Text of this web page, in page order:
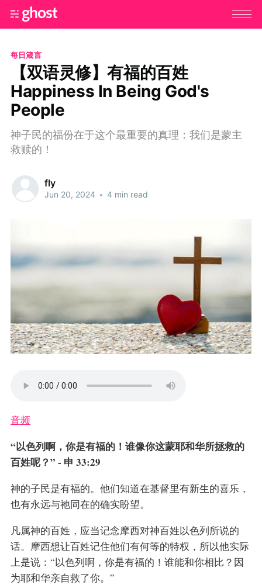
每日箴言
【双语灵修】有福的百姓
Happiness In Being God's
People
神子民的福份在于这个最重要的真理：我们是蒙主
救赎的！
fly
Jun 20, 2024 • 4 min read
音频
“以色列啊，你是有福的！谁像你这蒙耶和华所拯救的
百姓呢？” - 申 33:29
神的子民是有福的。他们知道在基督里有新生的喜乐，
也有永远与祂同在的确实盼望。
凡属神的百姓，应当记念摩西对神百姓以色列所说的
话。摩西想让百姓记住他们有何等的特权，所以他实际
上是说：“以色列啊，你是有福的！谁能和你相比？因
为耶和华亲自救了你。”